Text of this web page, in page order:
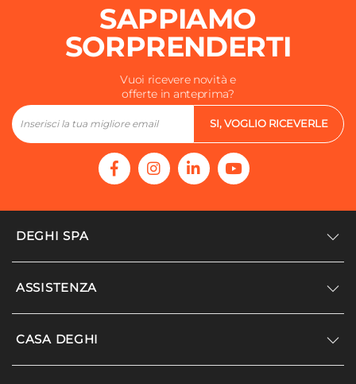
SAPPIAMO
SORPRENDERTI
Vuoi ricevere novità e
offerte in anteprima?
SI, VOGLIO RICEVERLE
DEGHI SPA
Accedi/Registrati
ASSISTENZA
Supporto
CASA DEGHI